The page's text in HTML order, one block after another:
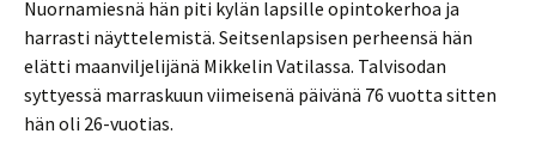
Nuornamiesnä hän piti kylän lapsille opintokerhoa ja
harrasti näyttelemistä. Seitsenlapsisen perheensä hän
elätti maanviljelijänä Mikkelin Vatilassa. Talvisodan
syttyessä marraskuun viimeisenä päivänä 76 vuotta sitten
hän oli 26-vuotias.